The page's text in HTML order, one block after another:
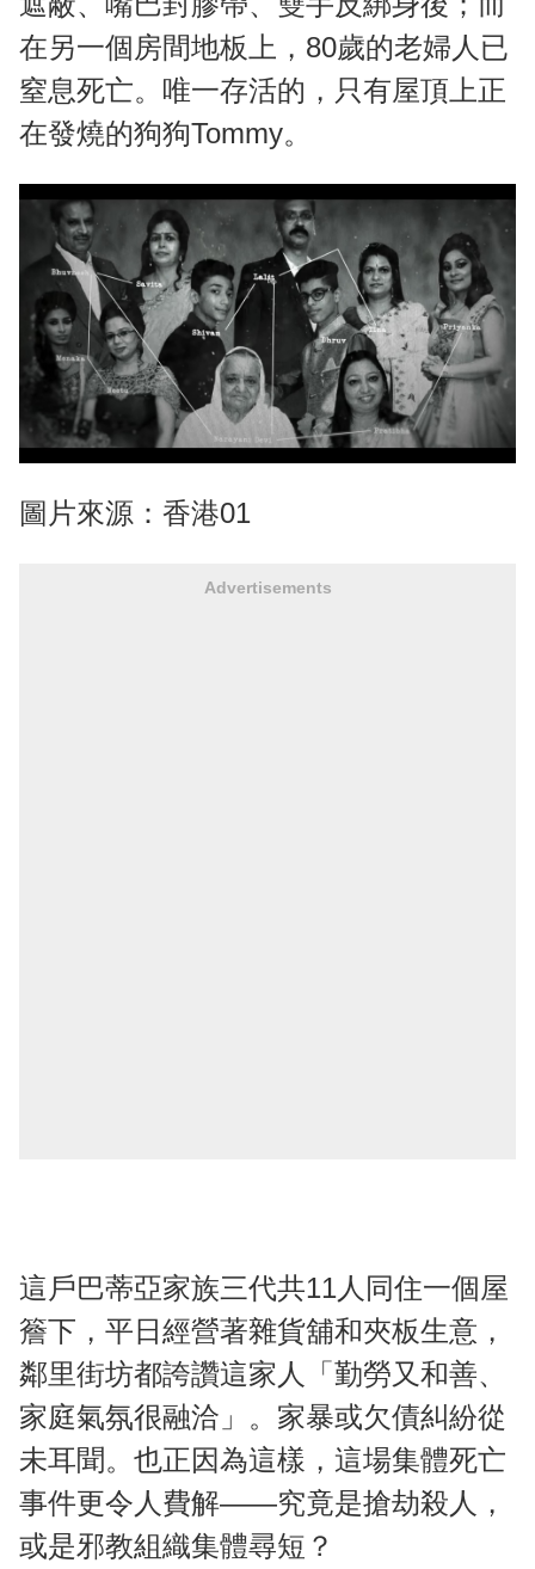
在另一個房間地板上，80歲的老婦人已
窒息死亡。唯一存活的，只有屋頂上正
在發燒的狗狗Tommy。
圖片來源：香港01
Advertisements
這戶巴蒂亞家族三代共11人同住一個屋
簷下，平日經營著雜貨舖和夾板生意，
鄰里街坊都誇讚這家人「勤勞又和善、
家庭氣氛很融洽」。家暴或欠債糾紛從
未耳聞。也正因為這樣，這場集體死亡
事件更令人費解——究竟是搶劫殺人，
或是邪教組織集體尋短？